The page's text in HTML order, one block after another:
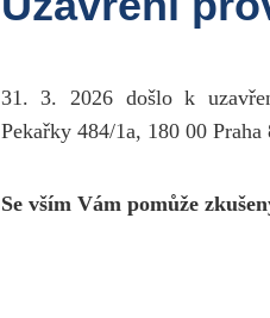
31. 3. 2026 došlo k
Pekařky 484/1a, 180 00 Praha
Se vším Vám pomůže